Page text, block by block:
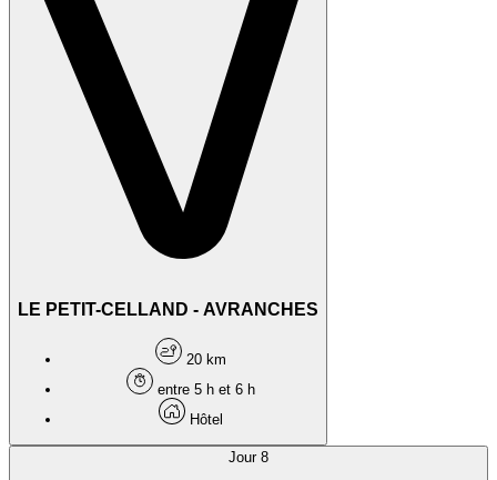
LE PETIT-CELLAND - AVRANCHES
20 km
entre 5 h et 6 h
Hôtel
Jour 8